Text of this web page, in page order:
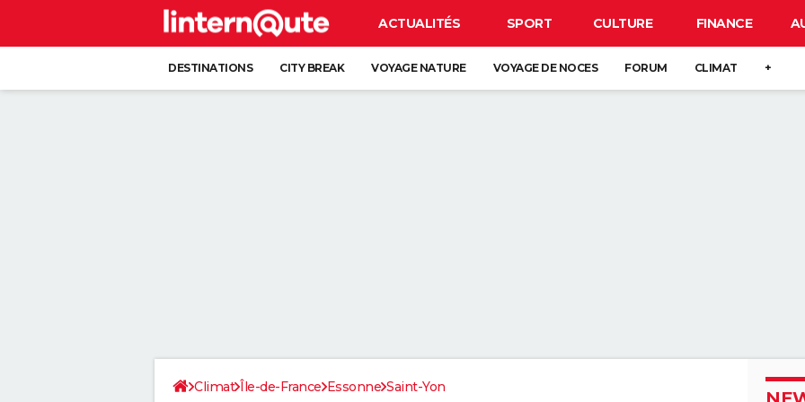
ACTUALITÉS SPORT CULTURE FINANCE
DESTINATIONS CITY BREAK VOYAGE NATURE VOYAGE DE NOCES FORUM CLIMAT +
Climat Île-de-France Essonne Saint-Yon